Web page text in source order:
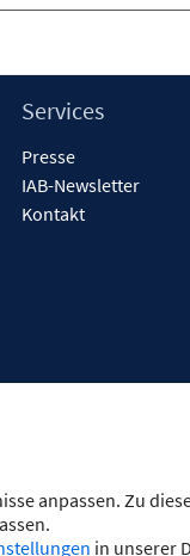
Services
Presse
IAB-Newsletter
Kontakt
anpassen. Zu
in unserer